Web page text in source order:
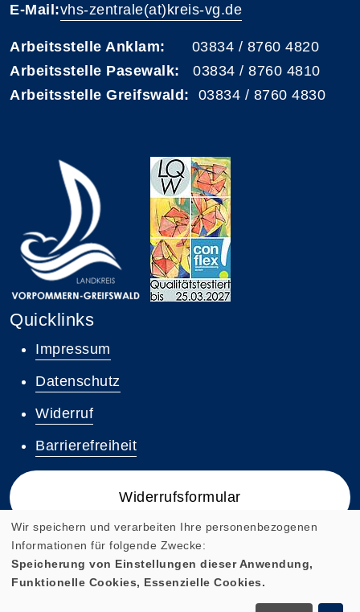
E-Mail:vhs-zentrale(at)kreis-vg.de
Arbeitsstelle Anklam: 03834 / 8760 4820
Arbeitsstelle Pasewalk: 03834 / 8760 4810
Arbeitsstelle Greifswald: 03834 / 8760 4830
Quicklinks
Impressum
Datenschutz
Widerruf
Barrierefreiheit
Widerrufsformular
Cookie Einstellungen
Wir speichern und verarbeiten Ihre personenbezogenen
Informationen für folgende Zwecke:
Speicherung von Einstellungen dieser Anwendung,
Funktionelle Cookies, Essenzielle Cookies.